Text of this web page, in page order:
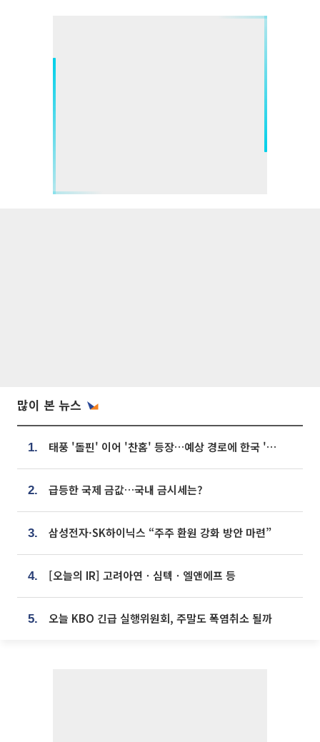
많이 본 뉴스
1. 태풍 '돌핀' 이어 '찬홈' 등장…예상 경로에 한국 '한숨'
2. 급등한 국제 금값…국내 금시세는?
3. 삼성전자·SK하이닉스 “주주 환원 강화 방안 마련”
4. [오늘의 IR] 고려아연ㆍ심텍ㆍ엘앤에프 등
5. 오늘 KBO 긴급 실행위원회, 주말도 폭염취소 될까